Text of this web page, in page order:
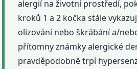
alergií na životní prostředí,
kroků 1 a 2 kočka stále
olizování nebo škrábání a/
přítomny známky alergické
pravděpodobně trpí